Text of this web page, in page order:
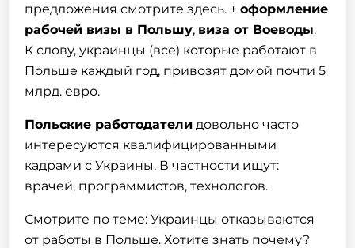
предложения смотрите здесь. +оформление
рабочей визы в Польшу, виза от Воеводы.
К слову, украинцы (все) которые работают в
Польше каждый год, привозят домой почти 5
млрд. евро.
Польские работодатели довольно часто
интересуются квалифицированными
кадрами с Украины. В частности ищут:
врачей, программистов, технологов.
Смотрите по теме:Украинцы отказываются
от работы в Польше. Хотите знать почему?